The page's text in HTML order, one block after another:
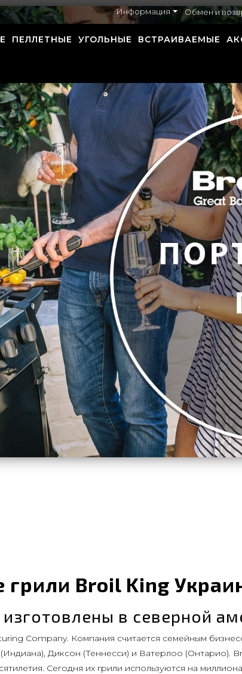
Информация Обмен и
ПЕЛЛЕТНЫЕ УГОЛЬНЫЕ ВСТРАИВАЕМЫЕ
грили Broil King
в северной
Company. Компания считается семейным
Диксон (Теннесси) и Ватерлоо (Онтарио).
Сегодня их грили используются на